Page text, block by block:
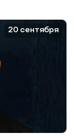
20 сентября